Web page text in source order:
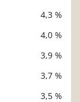
4,3 %
4,0 %
3,9 %
3,7 %
3,5 %